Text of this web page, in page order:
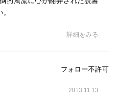
詳細をみる
フォロー不許可
2013.11.13